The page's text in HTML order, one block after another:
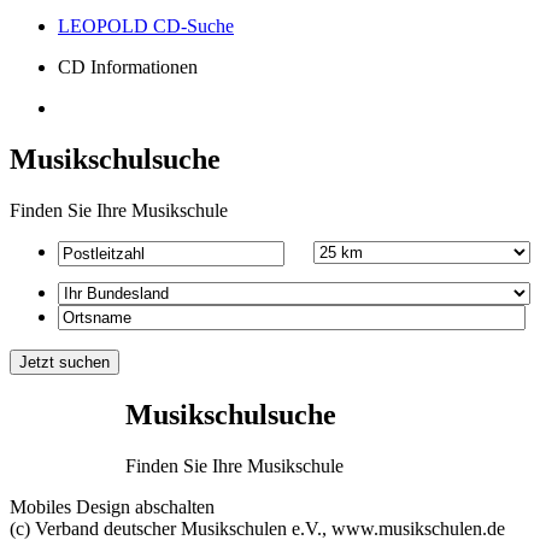
LEOPOLD CD-Suche
CD Informationen
Musikschulsuche
Finden Sie Ihre Musikschule
Musikschulsuche
Finden Sie Ihre Musikschule
Mobiles Design abschalten
(c) Verband deutscher Musikschulen e.V., www.musikschulen.de